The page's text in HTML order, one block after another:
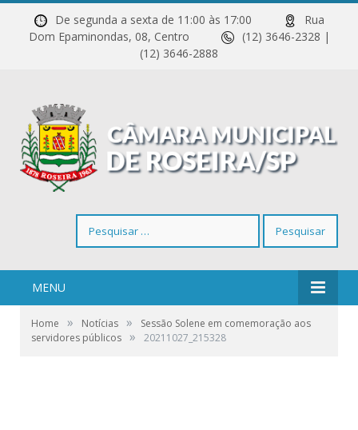
De segunda a sexta de 11:00 às 17:00
Rua
Dom Epaminondas, 08, Centro
(12) 3646-2328 |
(12) 3646-2888
por:
MENU
Home » Notícias »
Sessão Solene em comemoração aos
servidores públicos » 20211027_215328